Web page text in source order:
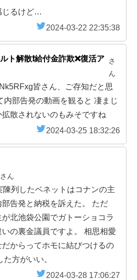
じるけど…
2024-03-22 22:35:38
ト解散❗給付金詐欺❌復活ア さ
ん
皆さん、ご存知だと思
内部告発の動画を観ると 凄まじ
散されないのもみそですね
2024-03-25 18:32:26
さん
列したベネットはコナンの主
告発と納税を訴えた。 ただ
北池袋公園でガトーショコラ
の裏金議員ですよ。 相思相愛
からってホモに結びつけるの
方がいい。
2024-03-28 17:06:27